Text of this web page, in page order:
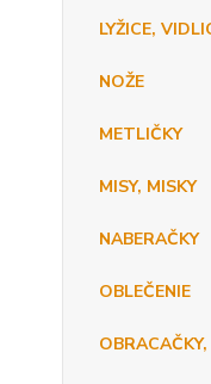
LYŽICE,
NOŽE
METLIČKY
MISY, MISKY
NABERAČKY
OBLEČENIE